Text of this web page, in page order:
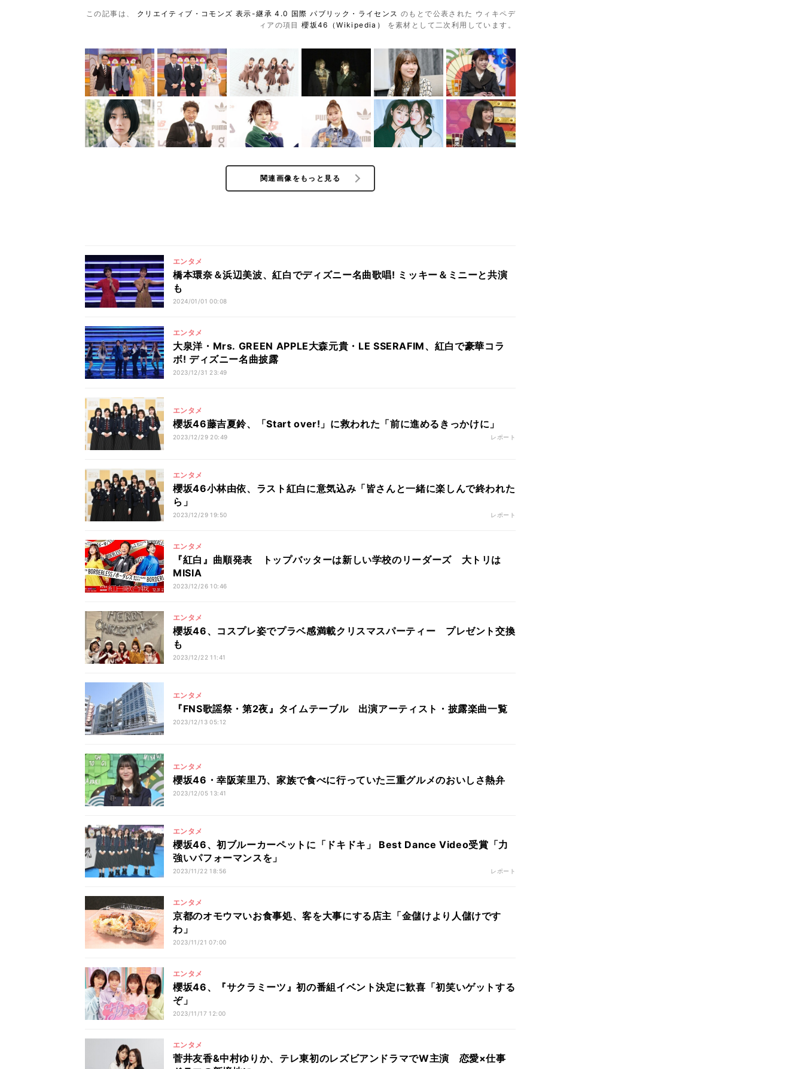
この記事は、 クリエイティブ・コモンズ 表示-継承 4.0 国際 パブリック・ライセンス のもとで公表された ウィキペデ
ィアの項目櫻坂46（Wikipedia） を素材として二次利用しています。
関連画像をもっと見る
エンタメ
橋本環奈＆浜辺美波、紅白でディズニー名曲歌唱! ミッキー＆ミニーと共演
も
2024/01/01 00:08
エンタメ
大泉洋・Mrs. GREEN APPLE大森元貴・LE SSERAFIM、紅白で豪華コラ
ボ! ディズニー名曲披露
2023/12/31 23:49
エンタメ
櫻坂46藤吉夏鈴、「Start over!」に救われた「前に進めるきっかけに」
2023/12/29 20:49 レポート
エンタメ
櫻坂46小林由依、ラスト紅白に意気込み「皆さんと一緒に楽しんで終われた
ら」
2023/12/29 19:50 レポート
エンタメ
『紅白』曲順発表 トップバッターは新しい学校のリーダーズ 大トリは
MISIA
2023/12/26 10:46
エンタメ
櫻坂46、コスプレ姿でプラベ感満載クリスマスパーティー プレゼント交換
も
2023/12/22 11:41
エンタメ
『FNS歌謡祭・第2夜』タイムテーブル 出演アーティスト・披露楽曲一覧
2023/12/13 05:12
エンタメ
櫻坂46・幸阪茉里乃、家族で食べに行っていた三重グルメのおいしさ熱弁
2023/12/05 13:41
エンタメ
櫻坂46、初ブルーカーペットに「ドキドキ」 Best Dance Video受賞「力
強いパフォーマンスを」
2023/11/22 18:56 レポート
エンタメ
京都のオモウマいお食事処、客を大事にする店主「金儲けより人儲けです
わ」
2023/11/21 07:00
エンタメ
櫻坂46、『サクラミーツ』初の番組イベント決定に歓喜「初笑いゲットする
ぞ」
2023/11/17 12:00
エンタメ
菅井友香&中村ゆりか、テレ東初のレズビアンドラマでW主演 恋愛×仕事